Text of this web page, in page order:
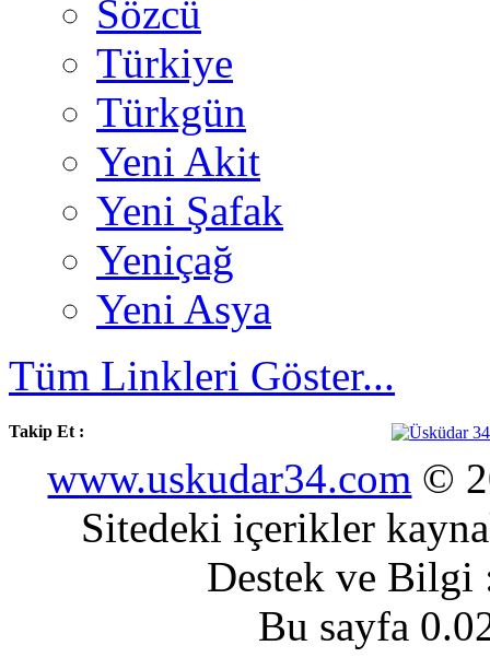
Sözcü
Türkiye
Türkgün
Yeni Akit
Yeni Şafak
Yeniçağ
Yeni Asya
Tüm Linkleri Göster...
Takip Et :
www.uskudar34.com ©
Sitedeki içerikler
Destek ve
Bu sayfa